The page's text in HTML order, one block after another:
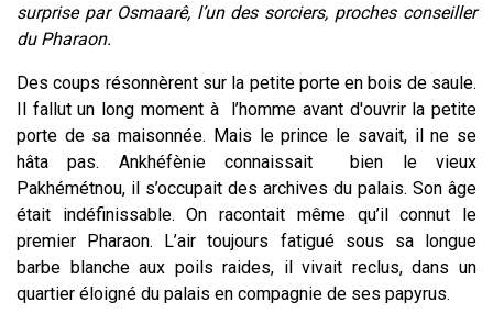
surprise par Osmaarê, l’un des sorciers, proches conseiller
du Pharaon.
Des coups résonnèrent sur la petite porte en bois de saule.
Il fallut un long moment à l’homme avant d'ouvrir la petite
porte de sa maisonnée. Mais le prince le savait, il ne se
hâta pas. Ankhéfènie connaissait bien le vieux
Pakhémétnou, il s’occupait des archives du palais. Son âge
était indéfinissable. On racontait même qu’il connut le
premier Pharaon. L’air toujours fatigué sous sa longue
barbe blanche aux poils raides, il vivait reclus, dans un
quartier éloigné du palais en compagnie de ses papyrus.